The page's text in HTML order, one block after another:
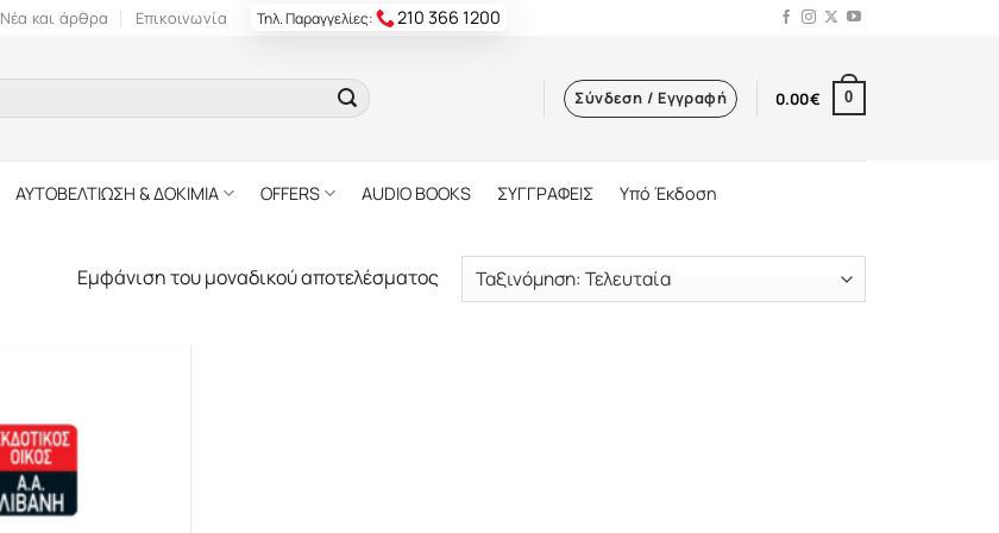
Νέα και άρθρα Επικοινωνία Τηλ. Παραγγελίες: 210 366 1200
Σύνδεση / Εγγραφή 0.00€ 0
ΑΥΤΟΒΕΛΤΙΩΣΗ & ΔΟΚΙΜΙΑ OFFERS AUDIO BOOKS ΣΥΓΓΡΑΦΕΙΣ Υπό Έκδοση
Εμφάνιση του μοναδικού αποτελέσματος